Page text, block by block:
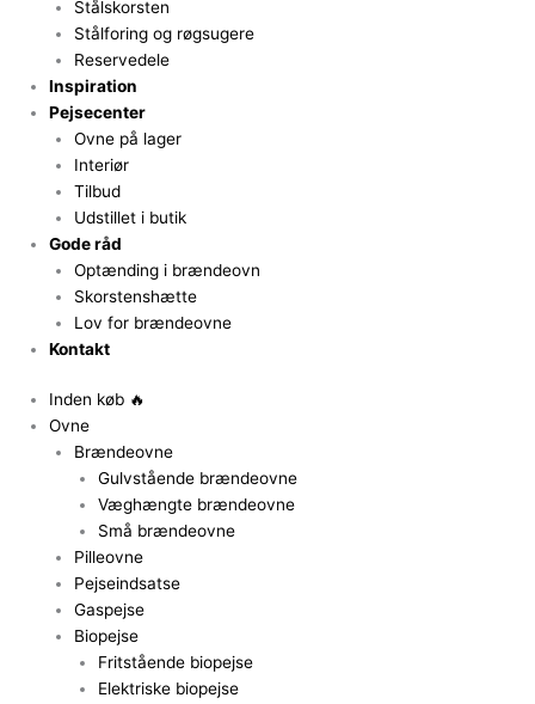
Stålskorsten
Stålforing og røgsugere
Reservedele
Inspiration
Pejsecenter
Ovne på lager
Interiør
Tilbud
Udstillet i butik
Gode råd
Optænding i brændeovn
Skorstenshætte
Lov for brændeovne
Kontakt
Inden køb 🔥
Ovne
Brændeovne
Gulvstående brændeovne
Væghængte brændeovne
Små brændeovne
Pilleovne
Pejseindsatse
Gaspejse
Biopejse
Fritstående biopejse
Elektriske biopejse